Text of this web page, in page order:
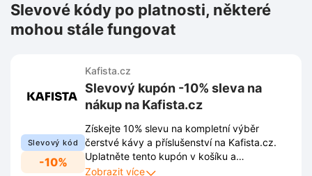
Slevové kódy po platnosti, některé
mohou stále fungovat
Slevový kód
-10%
Kafista.cz
Slevový kupón -10% sleva na
nákup na Kafista.cz
Získejte 10% slevu na kompletní výběr
čerstvé kávy a příslušenství na Kafista.cz.
Uplatněte tento kupón v košíku a
vychutnejte si oblíbené nápoje za výhodnější
Zobrazit více